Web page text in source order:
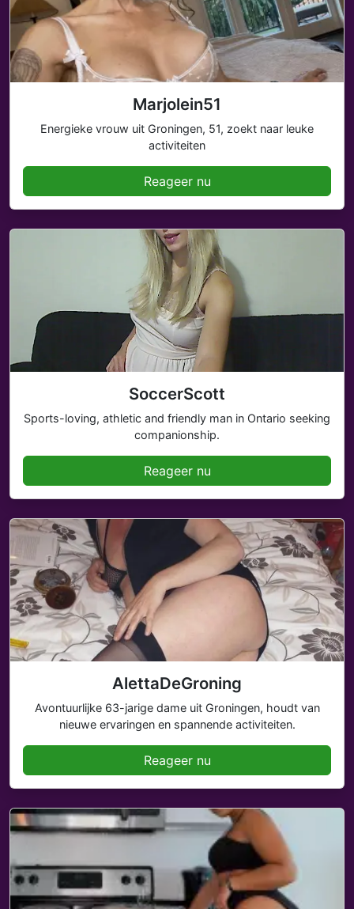
Marjolein51
Energieke vrouw uit Groningen, 51, zoekt naar leuke
activiteiten
Reageer nu
SoccerScott
Sports-loving, athletic and friendly man in Ontario seeking
companionship.
Reageer nu
AlettaDeGroning
Avontuurlijke 63-jarige dame uit Groningen, houdt van
nieuwe ervaringen en spannende activiteiten.
Reageer nu